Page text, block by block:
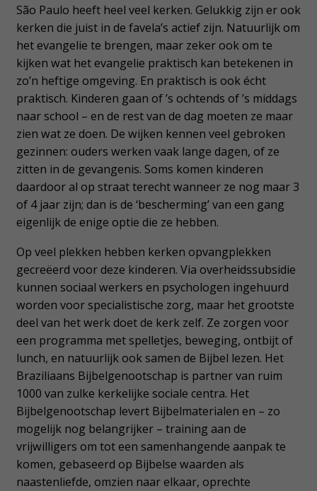
São Paulo heeft heel veel kerken. Gelukkig zijn er ook
kerken die juist in de favela’s actief zijn. Natuurlijk om
het evangelie te brengen, maar zeker ook om te
kijken wat het evangelie praktisch kan betekenen in
zo’n heftige omgeving. En praktisch is ook écht
praktisch. Kinderen gaan of ’s ochtends of ’s middags
naar school – en de rest van de dag moeten ze maar
zien wat ze doen. De wijken kennen veel gebroken
gezinnen: ouders werken vaak lange dagen, of ze
zitten in de gevangenis. Soms komen kinderen
daardoor al op straat terecht wanneer ze nog maar 3
of 4 jaar zijn; dan is de ‘bescherming’ van een gang
eigenlijk de enige optie die ze hebben.
Op veel plekken hebben kerken opvangplekken
gecreëerd voor deze kinderen. Via overheidssubsidie
kunnen sociaal werkers en psychologen ingehuurd
worden voor specialistische zorg, maar het grootste
deel van het werk doet de kerk zelf. Ze zorgen voor
een programma met spelletjes, beweging, ontbijt of
lunch, en natuurlijk ook samen de Bijbel lezen. Het
Braziliaans Bijbelgenootschap is partner van ruim
1000 van zulke kerkelijke sociale centra. Het
Bijbelgenootschap levert Bijbelmaterialen en – zo
mogelijk nog belangrijker – training aan de
vrijwilligers om tot een samenhangende aanpak te
komen, gebaseerd op Bijbelse waarden als
naastenliefde, omzien naar elkaar, oprechte